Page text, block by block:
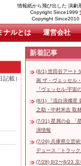
情報紙から飛び出した 演劇
Copyright Since1999
Copyright Since2010
ナルとは 運営会社
載）
新着記事
(8/1) 世田谷アート
画 ザ・ヴェッセル
『ヴェッセル-宇宙
(8/1) 『流白浪燦星
之助・中村米吉 取
(7/31) 星屑の会 「
演情報
(7/29) 兵庫県立芸
デュース「トラック
(7/28) 8/2〜8/23 京